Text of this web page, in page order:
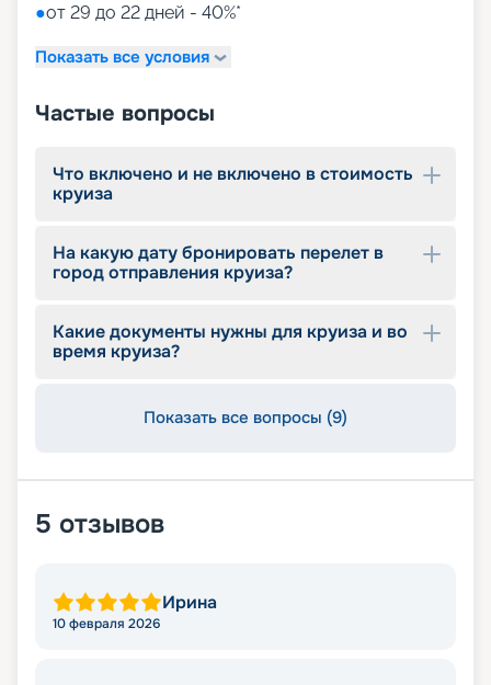
●от 29 до 22 дней - 40%*
Показать все условия
Частые вопросы
Что включено и не включено в стоимость
круиза
На какую дату бронировать перелет в
город отправления круиза?
Какие документы нужны для круиза и во
время круиза?
Показать все вопросы (9)
5 отзывов
Ирина
10 февраля 2026